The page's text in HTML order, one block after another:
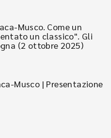
Musco. Come un
un classico". Gli
(2 ottobre 2025)
Musco | Presentazione